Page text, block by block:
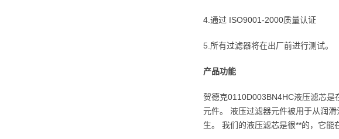
4.通过 ISO9001-2000质量认证
5.所有过滤器将在出厂前进行测试。
产品功能
贺德克0110D003BN4HC液压滤芯是
元件。 液压过滤器元件被用于从润
生。 我们的液压滤芯是很**的，它